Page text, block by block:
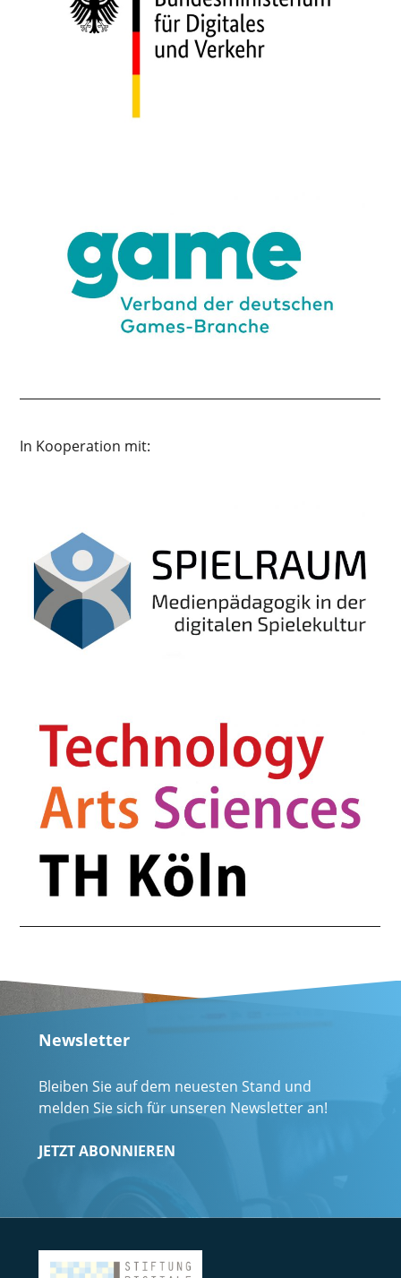
In Kooperation mit:
Newsletter
Bleiben Sie auf dem neuesten Stand und
melden Sie sich für unseren Newsletter an!
JETZT ABONNIEREN